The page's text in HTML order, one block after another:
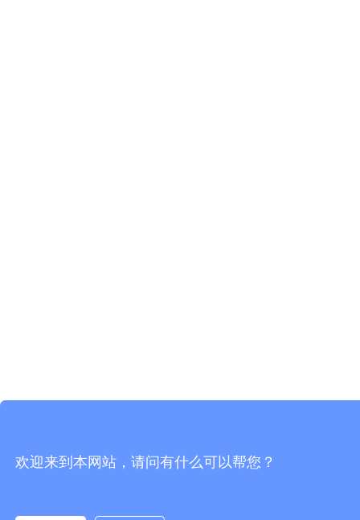
欢迎来到本网站，请问有什么可以帮您？